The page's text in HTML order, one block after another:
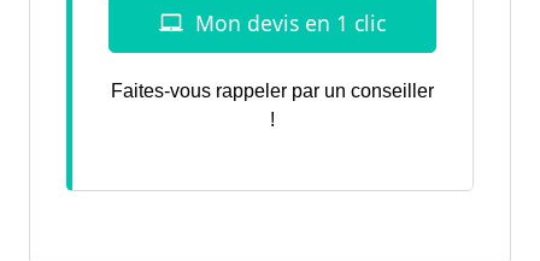
Faites-vous rappeler par un conseiller
!